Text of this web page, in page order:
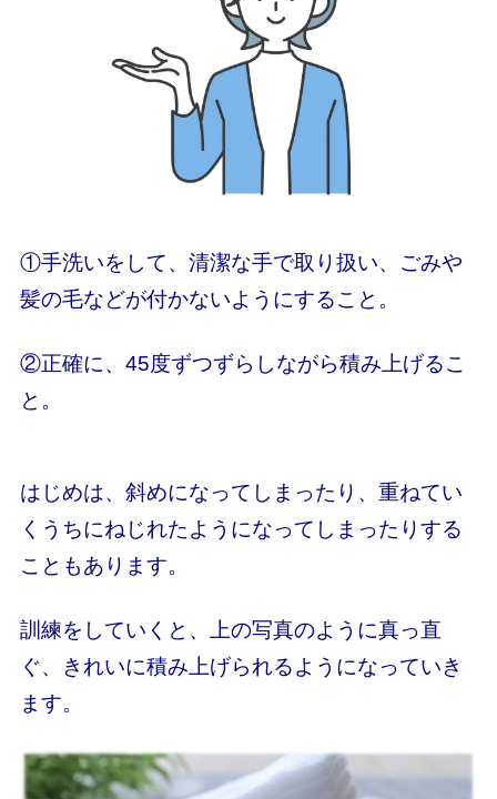
①手洗いをして、清潔な手で取り扱い、ごみや
髪の毛などが付かないようにすること。
②正確に、45度ずつずらしながら積み上げるこ
と。
はじめは、斜めになってしまったり、重ねてい
くうちにねじれたようになってしまったりする
こともあります。
訓練をしていくと、上の写真のように真っ直
ぐ、きれいに積み上げられるようになっていき
ます。